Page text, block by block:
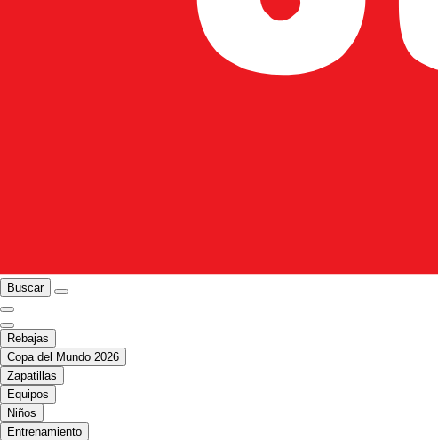
Buscar
Rebajas
Copa del Mundo 2026
Zapatillas
Equipos
Niños
Entrenamiento